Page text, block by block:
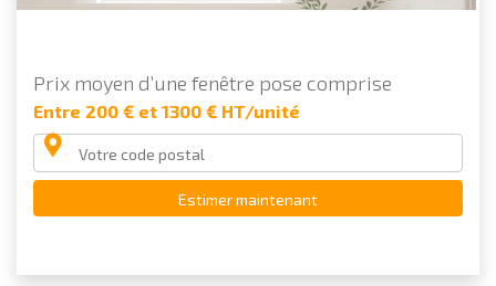
Prix moyen d’une fenêtre pose comprise
Entre 200 € et 1300 € HT/unité
Estimer maintenant